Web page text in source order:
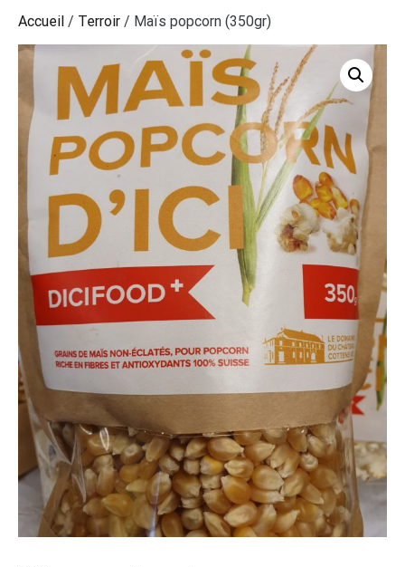
Accueil / Terroir / Maïs popcorn (350gr)